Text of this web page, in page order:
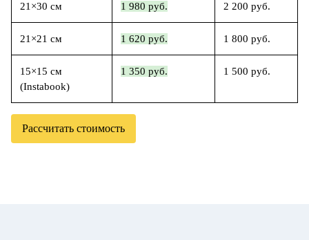
21×30 см 1 980 руб. 2 200 руб.
21×21 см 1 620 руб. 1 800 руб.
15×15 см
(Instabook)
1 350 руб. 1 500 руб.
Рассчитать стоимость